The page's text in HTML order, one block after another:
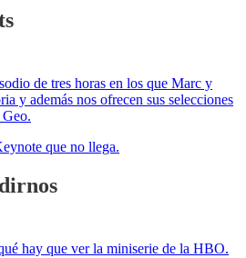
de tres horas en los que Marc y
y además nos ofrecen sus selecciones
que no llega.
hay que ver la miniserie de la HBO.